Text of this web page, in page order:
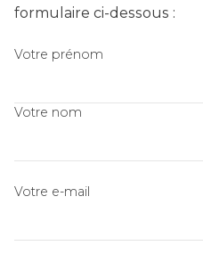
formulaire ci-dessous :
Votre prénom
Votre nom
Votre e-mail